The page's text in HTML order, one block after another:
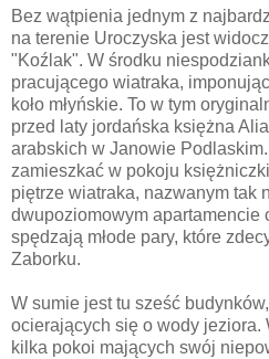
Bez wątpienia jednym z
na terenie Uroczyska jest
"Koźlak". W środku
pracującego wiatraka,
koło młyńskie. To w tym
przed laty jordańska księżna
arabskich w Janowie
zamieszkać w pokoju
piętrze wiatraka, nazwanym tak
dwupoziomowym apartamencie
spędzają młode pary, które
Zaborku.
W sumie jest tu sześć
ocierających się o wody jeziora.
kilka pokoi mających swój